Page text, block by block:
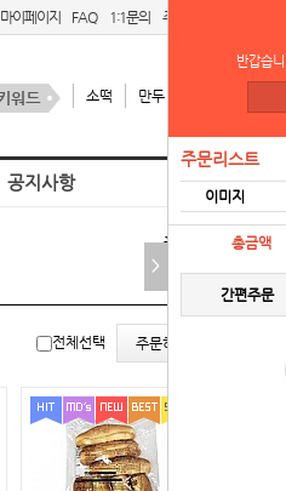
마이페이지 FAQ 1:1문의 주문리스트
소떡 만두
공지사항
홈 주영이푸드
반갑습
주문리스트
이미지
총금액
간편주문
>
전체선택 주문하기